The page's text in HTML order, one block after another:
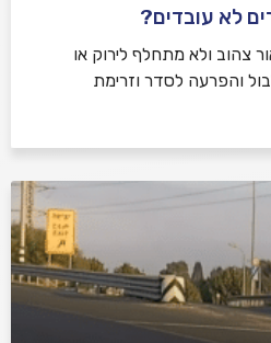
לא עובדים?
צהוב ולא מתחלף לירוק או
והפרעה לסדר וזרימת